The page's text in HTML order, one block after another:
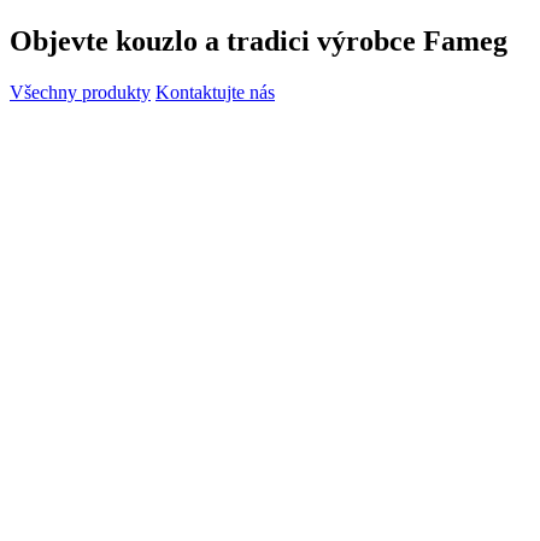
Objevte kouzlo a tradici výrobce Fameg
Všechny produkty Kontaktujte nás